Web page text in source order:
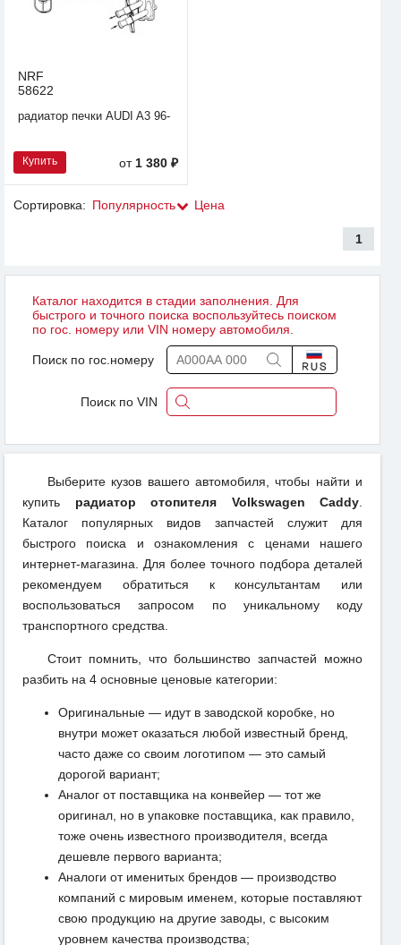
NRF
58622
радиатор печки AUDI A3 96-
Купить от1 380 ₽
Сортировка: Популярность Цена
1
Каталог находится в стадии заполнения. Для
быстрого и точного поиска воспользуйтесь поиском
по гос. номеру или VIN номеру автомобиля.
Поиск по гос.номеру
Поиск по VIN
Выберите кузов вашего автомобиля, чтобы найти и
купить радиатор отопителя Volkswagen Caddy.
Каталог популярных видов запчастей служит для
быстрого поиска и ознакомления с ценами нашего
интернет-магазина. Для более точного подбора деталей
рекомендуем обратиться к консультантам или
воспользоваться запросом по уникальному коду
транспортного средства.
Стоит помнить, что большинство запчастей можно
разбить на 4 основные ценовые категории:
Оригинальные — идут в заводской коробке, но
внутри может оказаться любой известный бренд,
часто даже со своим логотипом — это самый
дорогой вариант;
Аналог от поставщика на конвейер — тот же
оригинал, но в упаковке поставщика, как правило,
тоже очень известного производителя, всегда
дешевле первого варианта;
Аналоги от именитых брендов — производство
компаний с мировым именем, которые поставляют
свою продукцию на другие заводы, с высоким
уровнем качества производства;